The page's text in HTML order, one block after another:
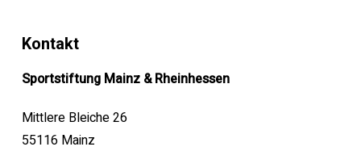
Kontakt
Sportstiftung Mainz & Rheinhessen
Mittlere Bleiche 26
55116 Mainz